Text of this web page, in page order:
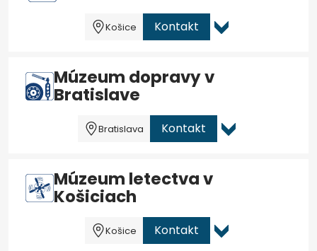
Košice Kontakt
Múzeum dopravy v
Bratislave
Bratislava Kontakt
Múzeum letectva v
Košiciach
Košice Kontakt